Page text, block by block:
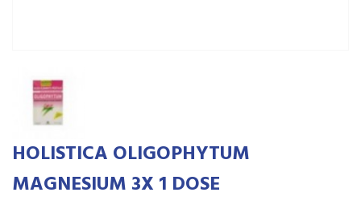
HOLISTICA OLIGOPHYTUM
MAGNESIUM 3X 1 DOSE